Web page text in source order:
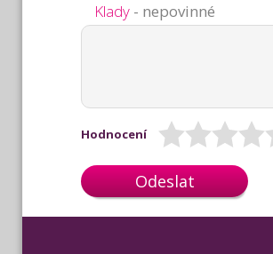
Klady - nepovinné
Hodnocení
Odeslat